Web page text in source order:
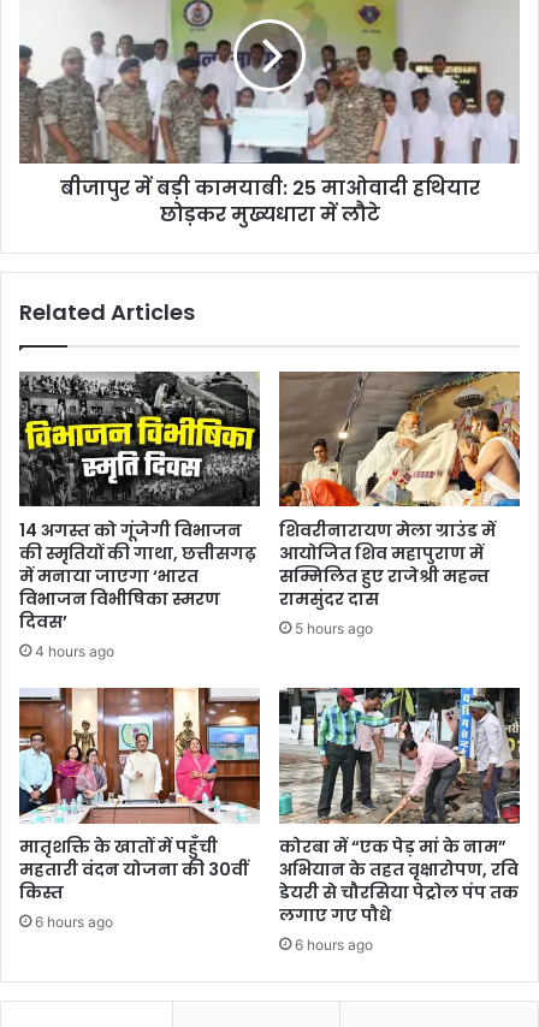
छत्तीसगढ़
महतारी
मंदिर
में
मनाया
25
माओवादी
हथियार
छोड़कर
मुख्यधारा
बीजापुर में बड़ी कामयाबी: 25 माओवादी हथियार
छोड़कर मुख्यधारा में लौटे
Related Articles
14 अगस्त को गूंजेगी विभाजन
की स्मृतियों की गाथा, छत्तीसगढ़
में मनाया जाएगा ‘भारत
विभाजन विभीषिका स्मरण
दिवस’
4 hours ago
शिवरीनारायण मेला ग्राउंड में
आयोजित शिव महापुराण में
सम्मिलित हुए राजेश्री महन्त
रामसुंदर दास
5 hours ago
मातृशक्ति के खातों में पहुँची
महतारी वंदन योजना की 30वीं
किस्त
6 hours ago
कोरबा में “एक पेड़ मां के नाम”
अभियान के तहत वृक्षारोपण, रवि
डेयरी से चौरसिया पेट्रोल पंप तक
लगाए गए पौधे
6 hours ago